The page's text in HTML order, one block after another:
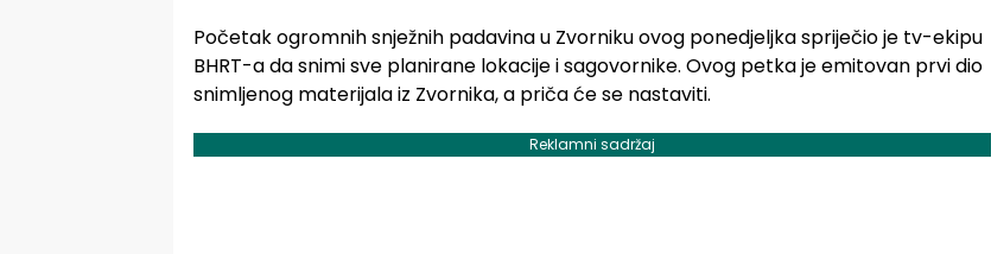
Početak ogromnih snježnih padavina u Zvorniku ovog ponedjeljka spriječio je tv-ekipu
BHRT-a da snimi sve planirane lokacije i sagovornike. Ovog petka je emitovan prvi dio
snimljenog materijala iz Zvornika, a priča će se nastaviti.
Reklamni sadržaj